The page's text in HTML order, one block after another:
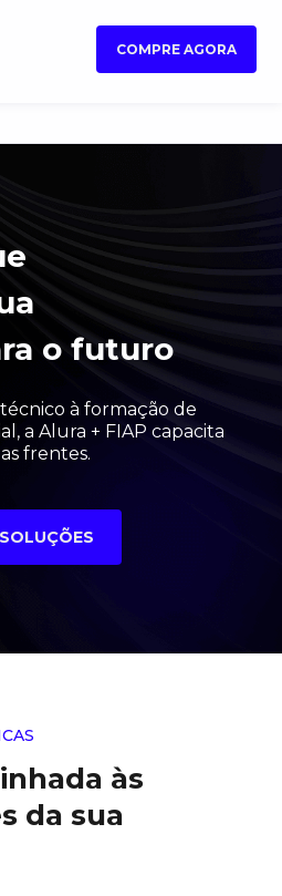
COMPRE AGORA
o futuro
à formação de
a Alura + FIAP capacita
frentes.
às
da sua